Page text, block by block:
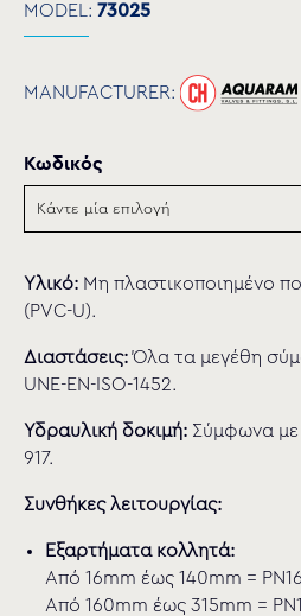
MODEL: 73025
MANUFACTURER:
Κωδικός
Υλικό: Μη πλαστικοποιημένο
(PVC-U).
Διαστάσεις:Όλα τα μεγέθη
UNE-EN-ISO-1452.
Υδραυλική δοκιμή: Σύμφωνα με
917.
Συνθήκες λειτουργίας:
Εξαρτήματα κολλητά:
Από 16mm έως 140mm =
Από 160mm έως 315mm =